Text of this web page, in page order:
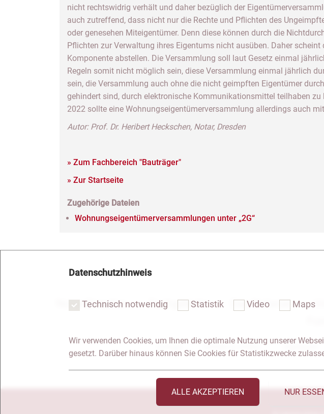
nicht rechtswidrig verhält und daher bezüglich der
auch zutreffend, dass nicht nur die Rechte und Pflichten des
oder genesehen Miteigentümer. Denn diese können durch die
Pflichten zur Verwaltung ihres Eigentums nicht ausüben. Daher
Komponente abstellen. Die Versammlung soll laut Gesetz einmal
Regeln somit nicht möglich sein, diese Versammlung einmal jährlich
sein, die Versammlung auch ohne die nicht geimpften Eigentümer
gehindert sind, durch elektronische Kommunikationsmittel teilhaben
2022 sollte eine Wohnungseigentümerversammlung allerdings auch
Autor: Prof. Dr. Heribert Heckschen, Notar, Dresden
» Zum Fachbereich "Bauträger"
» Zur Startseite
Zugehörige Dateien
Wohnungseigentümerversammlungen unter „2G“
Notar Dresden Fachgebiete Das Notariat
Kontakt & Anfahrt
Datenschutzhinweis
Technisch notwendig Statistik Video Maps
Wir verwenden Cookies, um Ihnen die optimale Nutzung unserer
gesetzt. Darüber hinaus können Sie Cookies für Statistikzwecke
ALLE AKZEPTIEREN NUR